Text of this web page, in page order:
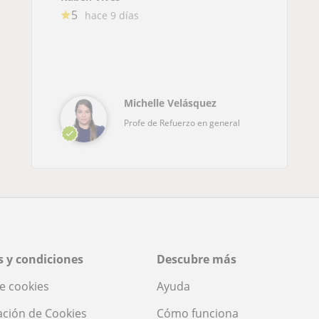
5 hace 9 días
Michelle Velásquez
Profe de Refuerzo en general
y condiciones
cookies
de Cookies
Descubre más
Ayuda
Cómo funciona